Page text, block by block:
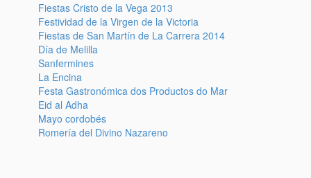
Fiestas Cristo de la Vega 2013
Festividad de la Virgen de la Victoria
Fiestas de San Martín de La Carrera 2014
Día de Melilla
Sanfermines
La Encina
Festa Gastronómica dos Productos do Mar
Eid al Adha
Mayo cordobés
Romería del Divino Nazareno